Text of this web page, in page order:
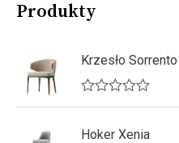
Produkty
Krzesło Sorrento
O
eHoker Xenia